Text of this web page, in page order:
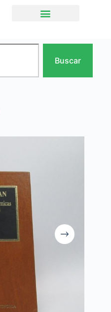
Buscar